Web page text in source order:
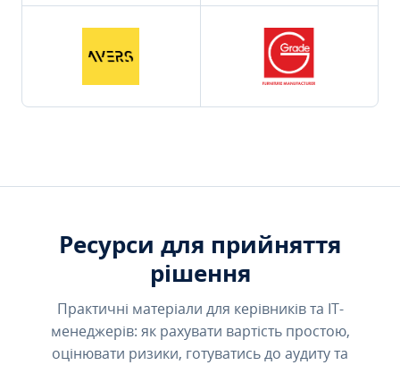
Ресурси для прийняття
рішення
Практичні матеріали для керівників та IT-
менеджерів: як рахувати вартість простою,
оцінювати ризики, готуватись до аудиту та